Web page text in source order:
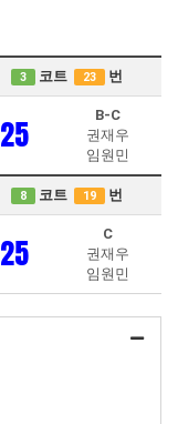
3 코트 23 번
25
B-C
권재우
임원민
8 코트 19 번
25
C
권재우
임원민